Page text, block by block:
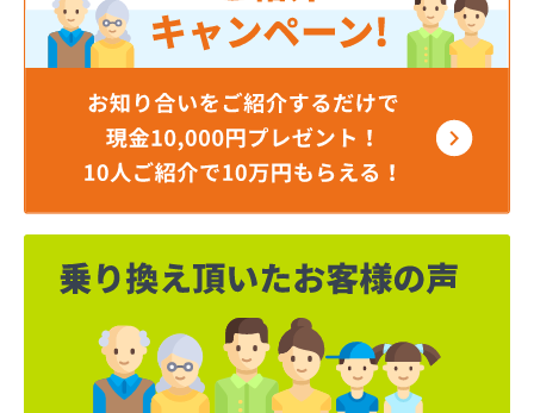
チリウヒーターサービス
ツバメガス株式会社新城営業所
ニイミガス株式会社
ニイミ産業株式会社 本部・ホームガス
ニイミ産業株式会社 ホームガス 名古屋西営業所
ニイミ産業株式会社 尾張旭営業所
ハタスビルダー株式会社 リボンガス
ひまわり農協 燃料課・プロパンガス
フジオートステーション
フジヨシ商店
フルタ鹿乗店
ます角商店
マルタケ株式会社
マルト尾関商店